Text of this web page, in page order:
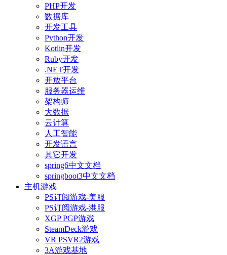
PHP开发
数据库
开发工具
Python开发
Kotlin开发
Ruby开发
.NET开发
开放平台
服务器运维
架构师
大数据
云计算
人工智能
开发语言
其它开发
spring6中文文档
springboot3中文文档
主机游戏
PS订阅游戏-美服
PS订阅游戏-港服
XGP PGP游戏
SteamDeck游戏
VR PSVR2游戏
3A游戏基地